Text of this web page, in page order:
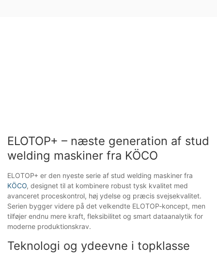
ELOTOP+ – næste generation af stud
welding maskiner fra KÖCO
ELOTOP+ er den nyeste serie af stud welding maskiner fra
KÖCO, designet til at kombinere robust tysk kvalitet med
avanceret proceskontrol, høj ydelse og præcis svejsekvalitet.
Serien bygger videre på det velkendte ELOTOP‑koncept, men
tilføjer endnu mere kraft, fleksibilitet og smart dataanalytik for
moderne produktionskrav.
Teknologi og ydeevne i topklasse